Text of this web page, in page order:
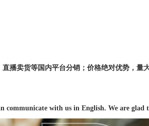
播卖货等国内平台分销；价格绝对优势，量
communicate with us in English. We are glad